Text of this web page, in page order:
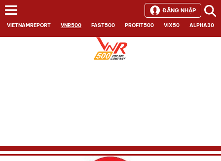
VIETNAMREPORT VNR500 FAST500 PROFIT500 VIX50 ALPHA30
ĐĂNG NHẬP